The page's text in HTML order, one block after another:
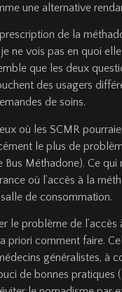
une alternative
prescription de la
ne vois pas en quoi
que les deux
des usagers
de soins.
où les SCMR
le plus de
Méthadone). Ce
où l’accès à la
de consommation.
le problème de
priori comment faire.
généralistes, à
de bonnes